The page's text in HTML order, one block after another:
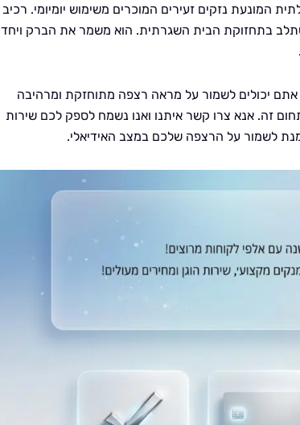
המונעת נזקים זעירים המוכרים משימוש יומיומי. רכיב
בתחזוקת הבית השגרתית. הוא משמר את הברק ויחד
יכולים לשמור על מראה רצפה מתוחזקת ומרהיבה
זה. אנא צרו קשר איתנו ואנו נשמח לספק לכם שירות
לשמור על הרצפה שלכם במצב האידיאלי.